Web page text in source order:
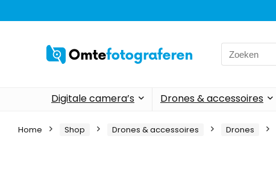
Search
for:
Digitale camera’s Drones & accessoires
Home Shop Drones & accessoires Drones